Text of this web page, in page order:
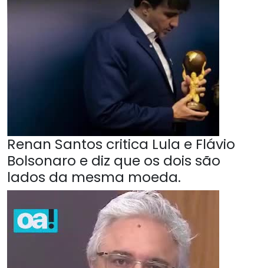
Renan Santos critica Lula e Flávio
Bolsonaro e diz que os dois são
lados da mesma moeda.